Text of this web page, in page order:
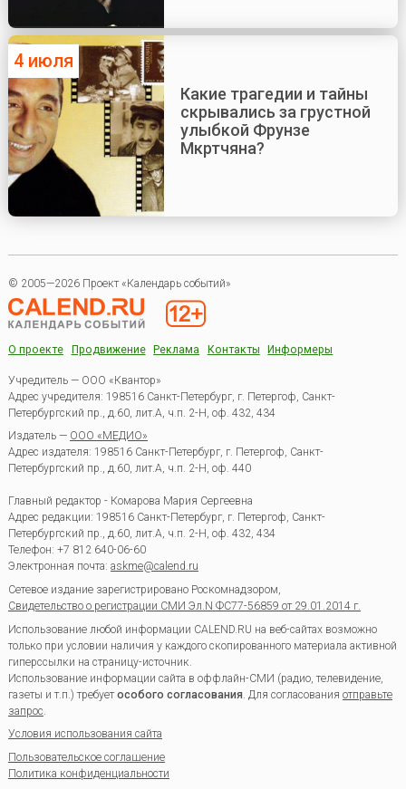
4 июля
Какие трагедии и тайны
скрывались за грустной
улыбкой Фрунзе
Мкртчяна?
© 2005—2026 Проект «Календарь событий»
О проекте Продвижение Реклама Контакты Информеры
Учредитель — ООО «Квантор»
Адрес учредителя: 198516 Санкт-Петербург, г. Петергоф, Санкт-
Петербургский пр., д.60, лит.А, ч.п. 2-Н, оф. 432, 434
Издатель — ООО «МЕДИО»
Адрес издателя: 198516 Санкт-Петербург, г. Петергоф, Санкт-
Петербургский пр., д.60, лит.А, ч.п. 2-Н, оф. 440
Главный редактор - Комарова Мария Сергеевна
Адрес редакции: 198516 Санкт-Петербург, г. Петергоф, Санкт-
Петербургский пр., д.60, лит.А, ч.п. 2-Н, оф. 432, 434
Телефон: +7 812 640-06-60
Электронная почта: askme@calend.ru
Сетевое издание зарегистрировано Роскомнадзором,
Свидетельство о регистрации СМИ Эл.N ФС77-56859 от 29.01.2014 г.
Использование любой информации CALEND.RU на веб-сайтах возможно
только при условии наличия у каждого скопированного материала активной
гиперссылки на страницу-источник.
Использование информации сайта в оффлайн-СМИ (радио, телевидение,
газеты и т.п.) требуетособого согласования . Для согласования отправьте
запрос
Условия использования сайта
Пользовательское соглашение
Политика конфиденциальности